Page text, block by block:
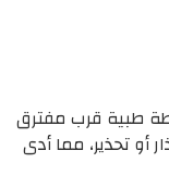
طبية قرب مفترق
أو تحذير، مما أدى